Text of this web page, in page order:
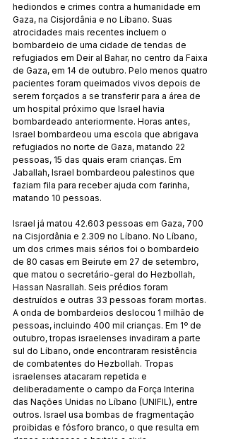
hediondos e crimes contra a humanidade em
Gaza, na Cisjordânia e no Líbano. Suas
atrocidades mais recentes incluem o
bombardeio de uma cidade de tendas de
refugiados em Deir al Bahar, no centro da Faixa
de Gaza, em 14 de outubro. Pelo menos quatro
pacientes foram queimados vivos depois de
serem forçados a se transferir para a área de
um hospital próximo que Israel havia
bombardeado anteriormente. Horas antes,
Israel bombardeou uma escola que abrigava
refugiados no norte de Gaza, matando 22
pessoas, 15 das quais eram crianças. Em
Jaballah, Israel bombardeou palestinos que
faziam fila para receber ajuda com farinha,
matando 10 pessoas.
Israel já matou 42.603 pessoas em Gaza, 700
na Cisjordânia e 2.309 no Líbano. No Líbano,
um dos crimes mais sérios foi o bombardeio
de 80 casas em Beirute em 27 de setembro,
que matou o secretário-geral do Hezbollah,
Hassan Nasrallah. Seis prédios foram
destruídos e outras 33 pessoas foram mortas.
A onda de bombardeios deslocou 1 milhão de
pessoas, incluindo 400 mil crianças. Em 1º de
outubro, tropas israelenses invadiram a parte
sul do Líbano, onde encontraram resistência
de combatentes do Hezbollah. Tropas
israelenses atacaram repetida e
deliberadamente o campo da Força Interina
das Nações Unidas no Líbano (UNIFIL), entre
outros. Israel usa bombas de fragmentação
proibidas e fósforo branco, o que resulta em